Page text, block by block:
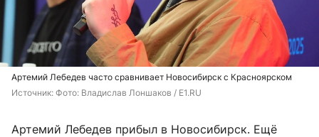
Артемий Лебедев часто сравнивает Новосибирск с Красноярском
Источник: Фото: Владислав Лоншаков / E1.RU
Артемий Лебедев прибыл в Новосибирск. Ещё